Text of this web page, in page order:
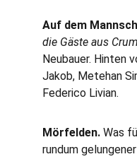
Auf dem
die Gäste aus
Neubauer. Hinten
Jakob, Metehan
Federico Livian.
Mörfelden. Was
rundum